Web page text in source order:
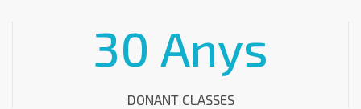
30 Anys
DONANT CLASSES